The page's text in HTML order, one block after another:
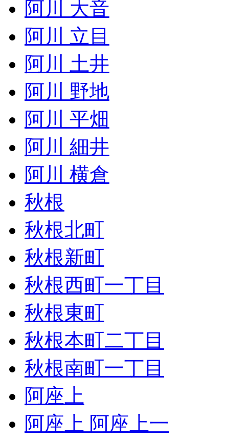
阿川 大音
阿川 立目
阿川 土井
阿川 野地
阿川 平畑
阿川 細井
阿川 横倉
秋根
秋根北町
秋根新町
秋根西町一丁目
秋根東町
秋根本町二丁目
秋根南町一丁目
阿座上
阿座上 阿座上一